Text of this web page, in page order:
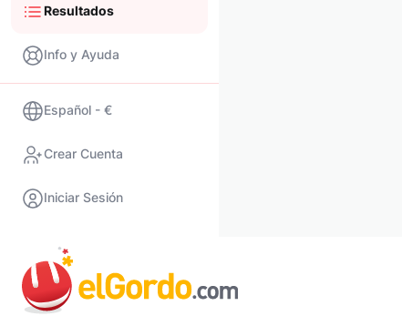
Resultados
Info y Ayuda
Español - €
Crear Cuenta
Iniciar Sesión